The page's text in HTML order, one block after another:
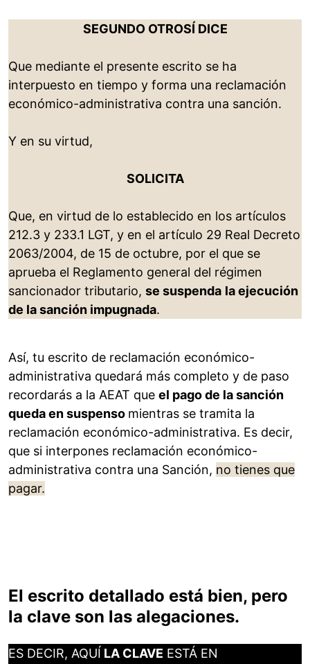
SEGUNDO OTROSÍ DICE
Que mediante el presente escrito se ha
interpuesto en tiempo y forma una reclamación
económico-administrativa contra una sanción.
Y en su virtud,
SOLICITA
Que, en virtud de lo establecido en los artículos
212.3 y 233.1 LGT, y en el artículo 29 Real Decreto
2063/2004, de 15 de octubre, por el que se
aprueba el Reglamento general del régimen
sancionador tributario, se suspenda la ejecución
de la sanción impugnada.
Así, tu escrito de reclamación económico-
administrativa quedará más completo y de paso
recordarás a la AEAT que el pago de la sanción
queda en suspenso mientras se tramita la
reclamación económico-administrativa. Es decir,
que si interpones reclamación económico-
administrativa contra una Sanción, no tienes que
pagar.
El escrito detallado está bien, pero
la clave son las alegaciones.
ES DECIR, AQUÍ LA CLAVE ESTÁ EN